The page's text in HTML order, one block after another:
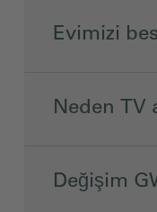
Evimizi
Neden TV
Değişim